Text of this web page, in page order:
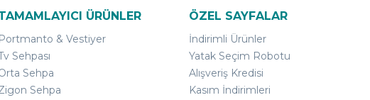
ÜRÜNLER
Portmanto & Vestiyer
Sehpası
Sehpa
Sehpa
ÖZEL SAYFALAR
İndirimli Ürünler
Yatak Seçim Robotu
Alışveriş Kredisi
Kasım İndirimleri